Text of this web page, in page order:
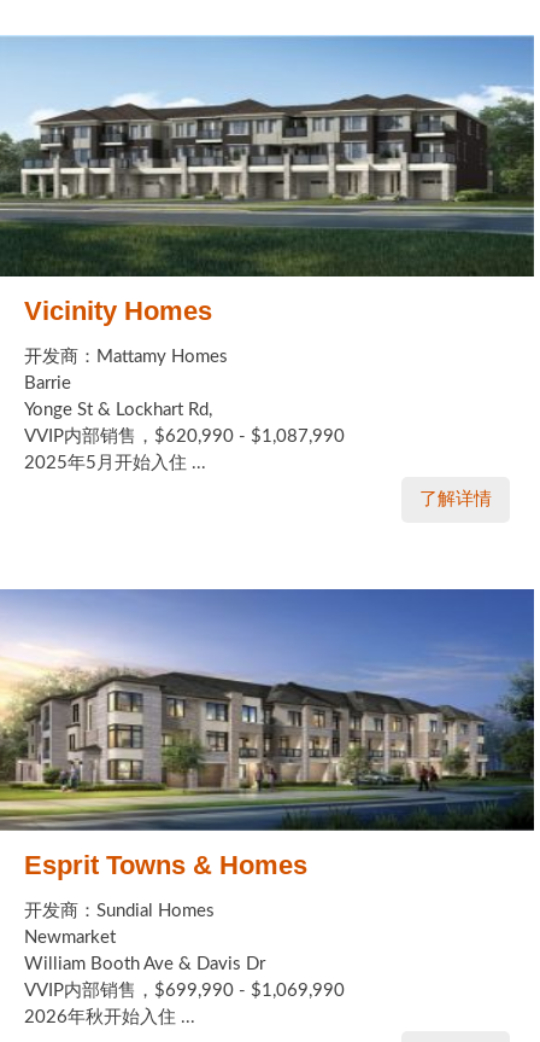
Vicinity Homes
开发商：Mattamy Homes
Barrie
Yonge St & Lockhart Rd,
VVIP内部销售，$620,990 - $1,087,990
2025年5月开始入住 ...
了解详情
Esprit Towns & Homes
开发商：Sundial Homes
Newmarket
William Booth Ave & Davis Dr
VVIP内部销售，$699,990 - $1,069,990
2026年秋开始入住 ...